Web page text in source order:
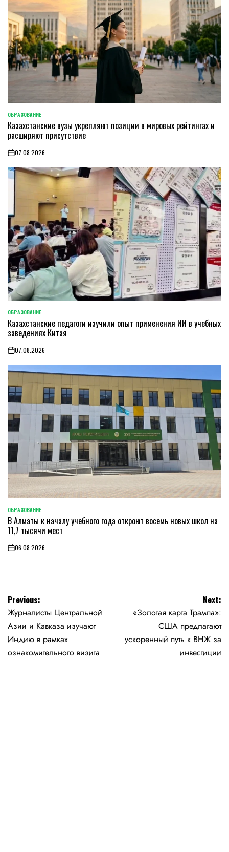
POSTED
IN
ОБРАЗОВАНИЕ
Казахстанские вузы укрепляют позиции в мировых рейтингах и
расширяют присутствие
on07.08.2026
POSTED
IN
ОБРАЗОВАНИЕ
Казахстанские педагоги изучили опыт применения ИИ в учебных
заведениях Китая
on07.08.2026
POSTED
IN
ОБРАЗОВАНИЕ
В Алматы к началу учебного года откроют восемь новых школ на
11,7 тысячи мест
on06.08.2026
Навигация
по
записям
Previous:
Журналисты Центральной
Азии и Кавказа изучают
Индию в рамках
ознакомительного визита
Next:
«Золотая карта Трампа»:
США предлагают
ускоренный путь к ВНЖ за
инвестиции